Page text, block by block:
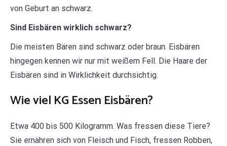
von Geburt an schwarz.
Sind Eisbären wirklich schwarz?
Die meisten Bären sind schwarz oder braun. Eisbären
hingegen kennen wir nur mit weißem Fell. Die Haare der
Eisbären sind in Wirklichkeit durchsichtig.
Wie viel KG Essen Eisbären?
Etwa 400 bis 500 Kilogramm. Was fressen diese Tiere?
Sie ernähren sich von Fleisch und Fisch, fressen Robben,